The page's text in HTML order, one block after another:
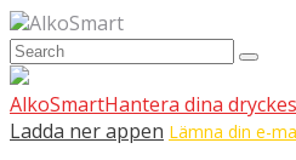
AlkoSmart
AlkoSmartHantera dina
Ladda ner appen Lämna din e-